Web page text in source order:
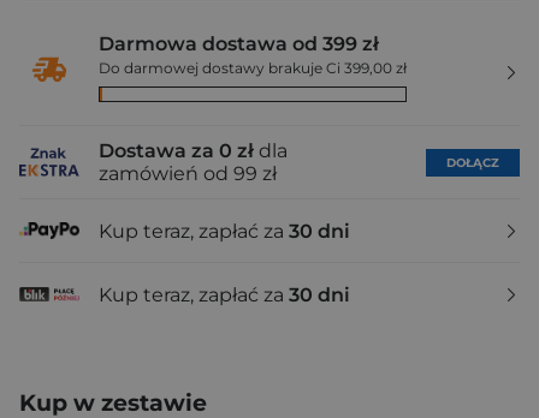
Darmowa dostawa od 399 zł
Do darmowej dostawy brakuje Ci 399,00 zł
Dostawa za 0 zł dla
zamówień od 99 zł
DOŁĄCZ
Kup teraz, zapłać za 30 dni
Kup teraz, zapłać za 30 dni
Kup w zestawie